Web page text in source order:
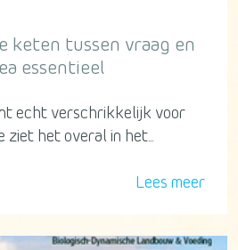
keten tussen vraag en
essentieel
echt verschrikkelijk voor
ziet het overal in het...
Lees meer